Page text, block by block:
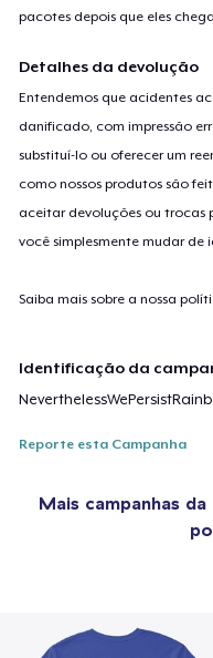
pacotes depois que eles
Detalhes da devolução
Entendemos que acidentes
danificado, com impressão
substituí-lo ou oferecer um
como nossos produtos são
aceitar devoluções ou trocas
você simplesmente mudar de
Saiba mais sobre a nossa
Identificação da
Reporte esta Campanha
Mais campanhas da